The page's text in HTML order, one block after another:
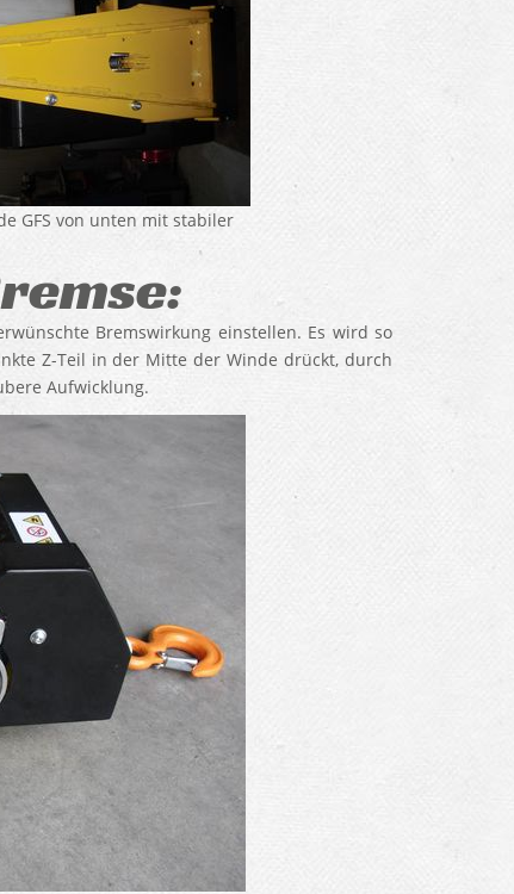
GFS von unten mit stabiler
Bremswirkung einstellen. Es wird so
Z-Teil in der Mitte der Winde drückt, durch
Aufwicklung.